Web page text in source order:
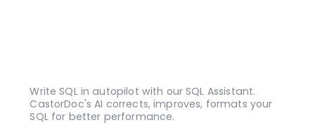
Write SQL in autopilot with our SQL Assistant.
CastorDoc's AI corrects, improves, formats your
SQL for better performance.